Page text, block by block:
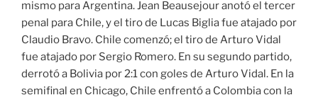
mismo para Argentina. Jean Beausejour anotó el tercer
penal para Chile, y el tiro de Lucas Biglia fue atajado por
Claudio Bravo. Chile comenzó; el tiro de Arturo Vidal
fue atajado por Sergio Romero. En su segundo partido,
derrotó a Bolivia por 2:1 con goles de Arturo Vidal. En la
semifinal en Chicago, Chile enfrentó a Colombia con la